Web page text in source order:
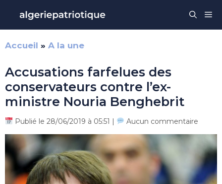
contenu
Accueil » A la une
Accusations farfelues des
conservateurs contre l’ex-
ministre Nouria Benghebrit
Publié le 28/06/2019 à 05:51 | Aucun commentaire